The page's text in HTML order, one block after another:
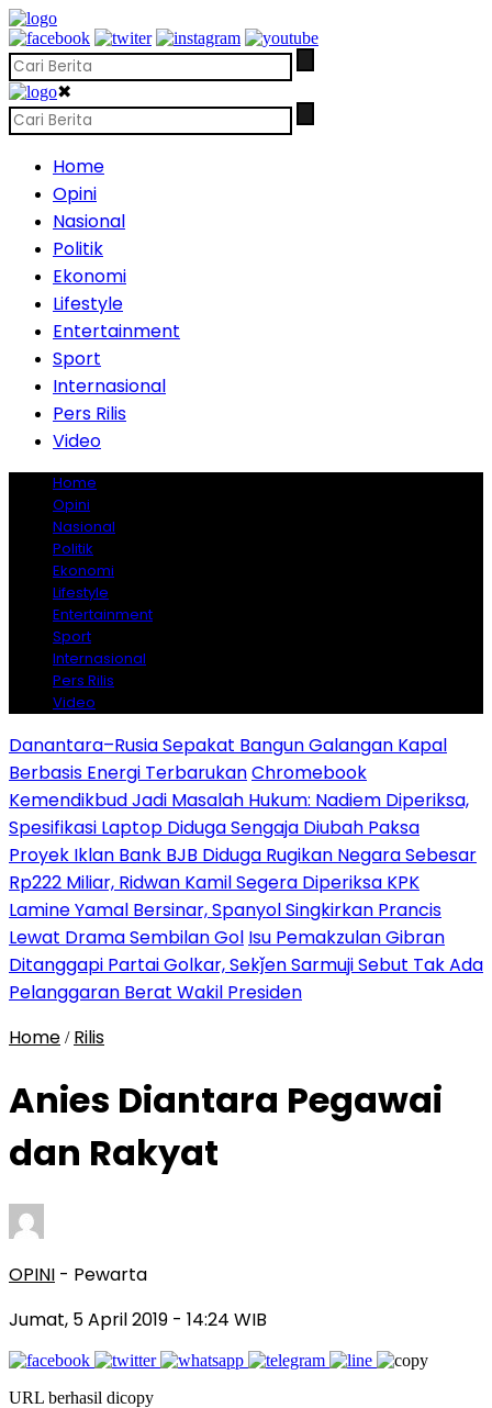
✖
Home
Opini
Nasional
Politik
Ekonomi
Lifestyle
Entertainment
Sport
Internasional
Pers Rilis
Video
Home
Opini
Nasional
Politik
Ekonomi
Lifestyle
Entertainment
Sport
Internasional
Pers Rilis
Video
Danantara–Rusia Sepakat Bangun Galangan Kapal
Berbasis Energi TerbarukanChromebook
Kemendikbud Jadi Masalah Hukum: Nadiem Diperiksa,
Spesifikasi Laptop Diduga Sengaja Diubah Paksa
Proyek Iklan Bank BJB Diduga Rugikan Negara Sebesar
Rp222 Miliar, Ridwan Kamil Segera Diperiksa KPK
Lamine Yamal Bersinar, Spanyol Singkirkan Prancis
Lewat Drama Sembilan Gol Isu Pemakzulan Gibran
Ditanggapi Partai Golkar, Sekǰen Sarmuji Sebut Tak Ada
Pelanggaran Berat Wakil Presiden
Home / Rilis
Anies Diantara Pegawai
dan Rakyat
OPINI - Pewarta
Jumat, 5 April 2019 - 14:24 WIB
URL berhasil dicopy